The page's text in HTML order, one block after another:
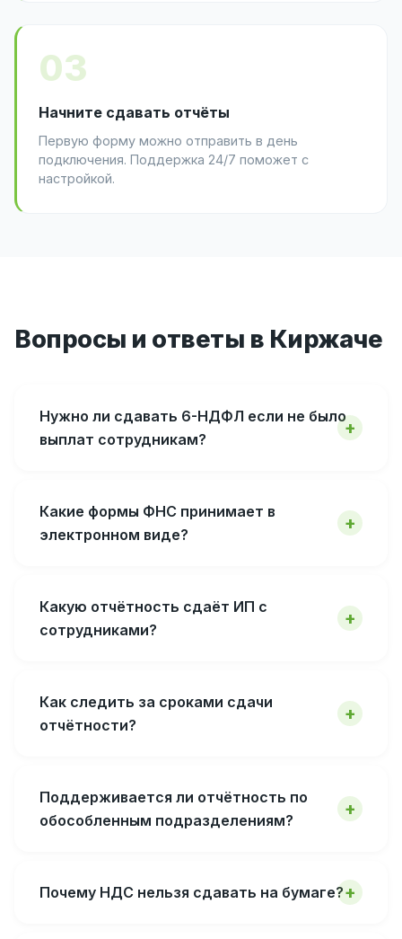
03
Начните сдавать отчёты
Первую форму можно отправить в день
подключения. Поддержка 24/7 поможет с
настройкой.
Вопросы и ответы в Киржаче
Нужно ли сдавать 6-НДФЛ если не было
выплат сотрудникам?
Какие формы ФНС принимает в
электронном виде?
Какую отчётность сдаёт ИП с
сотрудниками?
Как следить за сроками сдачи
отчётности?
Поддерживается ли отчётность по
обособленным подразделениям?
Почему НДС нельзя сдавать на бумаге?